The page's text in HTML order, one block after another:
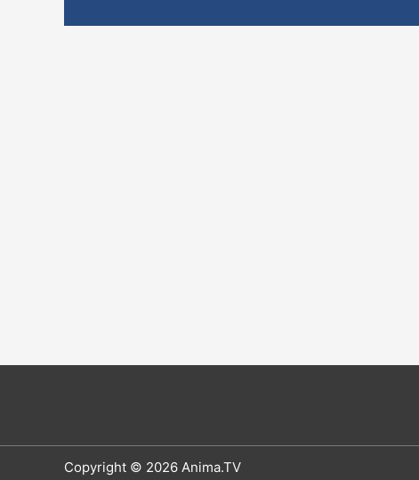
Copyright © 2026 Anima.TV